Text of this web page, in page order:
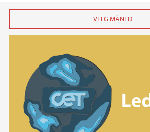
april (2)
mars (2)
februar (1)
januar (2)